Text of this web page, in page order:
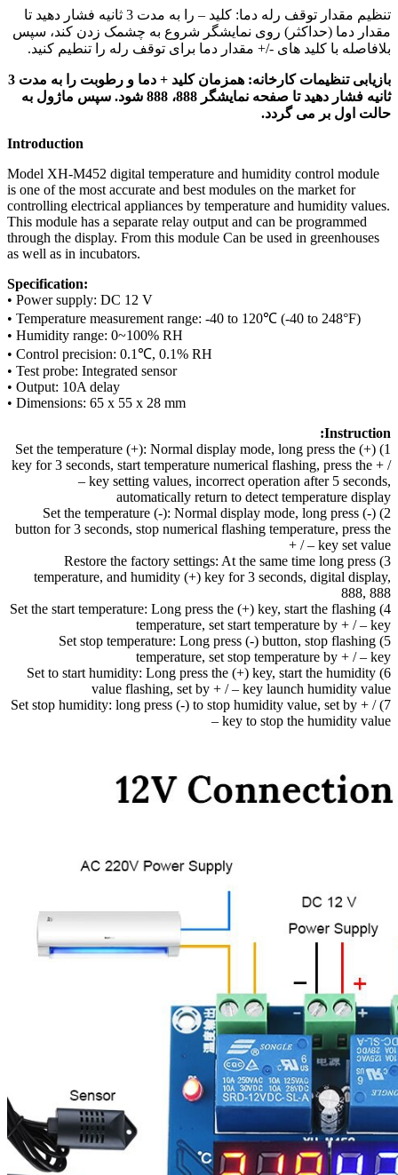
تنظیم مقدار توقف رله دما: کلید – را به مدت 3 ثانیه فشار دهید تا
مقدار دما (حداکثر) روی نمایشگر شروع به چشمک زدن کند، سپس
بلافاصله با کلید های -/+ مقدار دما برای توقف رله را تنطیم کنید.
بازیابی تنظیمات کارخانه: همزمان کلید + دما و رطوبت را به مدت 3
ثانیه فشار دهید تا صفحه نمایشگر 888، 888 شود. سپس ماژول به
حالت اول بر می گردد.
Introduction
Model XH-M452 digital temperature and humidity control module
is one of the most accurate and best modules on the market for
controlling electrical appliances by temperature and humidity values.
This module has a separate relay output and can be programmed
through the display. From this module Can be used in greenhouses
as well as in incubators.
Specification:
• Power supply: DC 12 V
• Temperature measurement range: -40 to 120℃ (-40 to 248°F)
• Humidity range: 0~100% RH
• Control precision: 0.1℃, 0.1% RH
• Test probe: Integrated sensor
• Output: 10A delay
• Dimensions: 65 x 55 x 28 mm
Instruction:
1) Set the temperature (+): Normal display mode, long press the (+)
key for 3 seconds, start temperature numerical flashing, press the + /
– key setting values, incorrect operation after 5 seconds,
automatically return to detect temperature display
2) Set the temperature (-): Normal display mode, long press (-)
button for 3 seconds, stop numerical flashing temperature, press the
+ / – key set value
3) Restore the factory settings: At the same time long press
temperature, and humidity (+) key for 3 seconds, digital display,
888, 888
4) Set the start temperature: Long press the (+) key, start the flashing
temperature, set start temperature by + / – key
5) Set stop temperature: Long press (-) button, stop flashing
temperature, set stop temperature by + / – key
6) Set to start humidity: Long press the (+) key, start the humidity
value flashing, set by + / – key launch humidity value
7) Set stop humidity: long press (-) to stop humidity value, set by + /
– key to stop the humidity value